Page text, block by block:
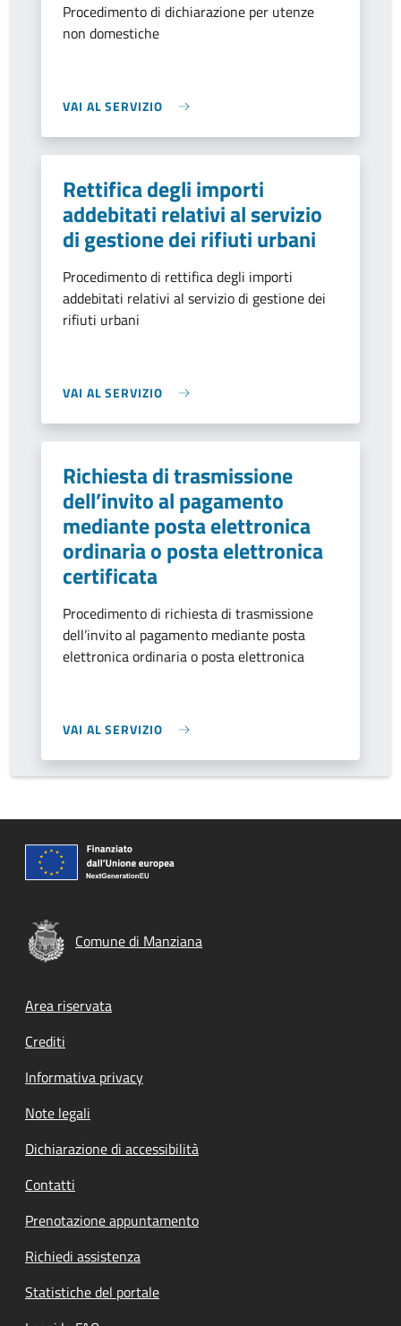
Procedimento di dichiarazione per utenze
non domestiche
VAI AL SERVIZIO
Rettifica degli importi
addebitati relativi al servizio
di gestione dei rifiuti urbani
Procedimento di rettifica degli importi
addebitati relativi al servizio di gestione dei
rifiuti urbani
VAI AL SERVIZIO
Richiesta di trasmissione
dell’invito al pagamento
mediante posta elettronica
ordinaria o posta elettronica
certificata
Procedimento di richiesta di trasmissione
dell’invito al pagamento mediante posta
elettronica ordinaria o posta elettronica
VAI AL SERVIZIO
Comune di Manziana
Footer menu
Area riservata
Crediti
Informativa privacy
Note legali
Dichiarazione di accessibilità
Contatti
Prenotazione appuntamento
Richiedi assistenza
Statistiche del portale